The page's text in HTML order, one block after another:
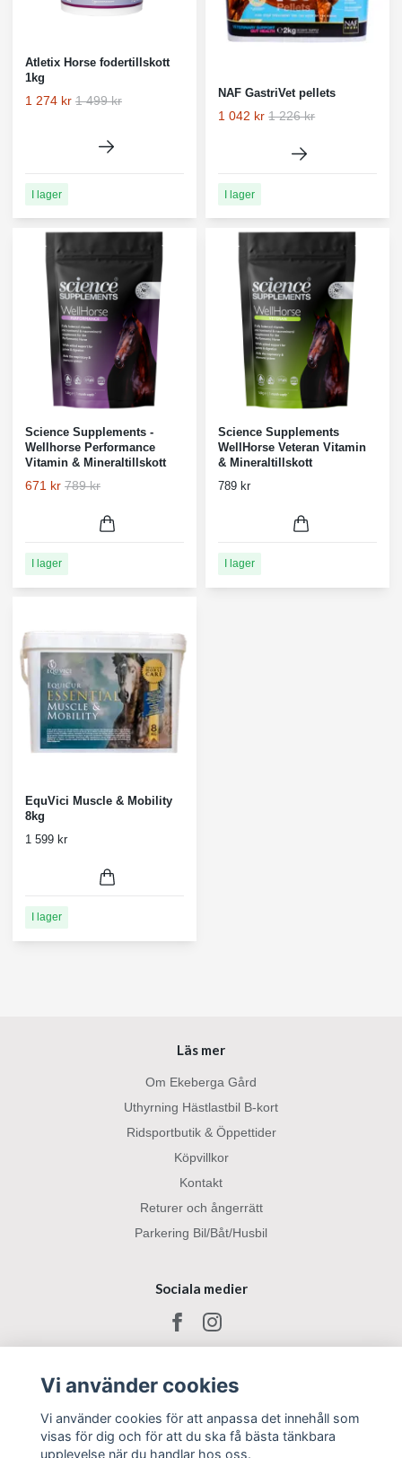
Atletix Horse fodertillskott
1kg
1 274 kr 1 499 kr
I lager
NAF GastriVet pellets
1 042 kr 1 226 kr
I lager
Science Supplements -
Wellhorse Performance
Vitamin & Mineraltillskott
671 kr 789 kr
I lager
Science Supplements
WellHorse Veteran Vitamin
& Mineraltillskott
789 kr
I lager
EquVici Muscle & Mobility
8kg
1 599 kr
I lager
Läs mer
Om Ekeberga Gård
Uthyrning Hästlastbil B-kort
Ridsportbutik & Öppettider
Köpvillkor
Kontakt
Returer och ångerrätt
Parkering Bil/Båt/Husbil
Sociala medier
Vi använder cookies
Vi använder cookies för att anpassa det innehåll som
visas för dig och för att du ska få bästa tänkbara
upplevelse när du handlar hos oss.